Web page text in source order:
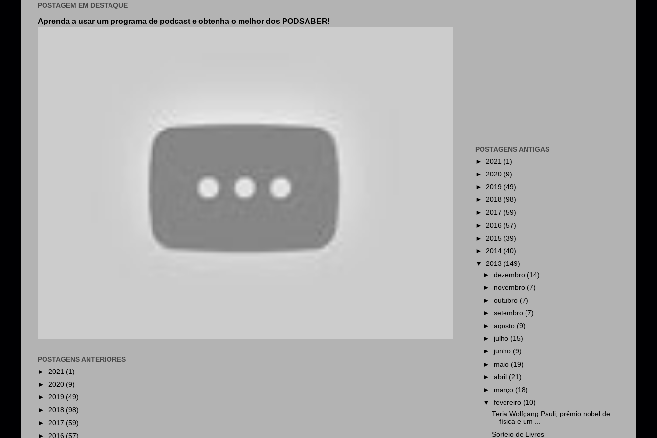
POSTAGEM EM DESTAQUE
Aprenda a usar um programa de podcast e obtenha o melhor dos PODSABER!
POSTAGENS ANTERIORES
► 2021 (1)
► 2020 (9)
► 2019 (49)
► 2018 (98)
► 2017 (59)
► 2016 (57)
POSTAGENS ANTIGAS
► 2021 (1)
► 2020 (9)
► 2019 (49)
► 2018 (98)
► 2017 (59)
► 2016 (57)
► 2015 (39)
► 2014 (40)
▼ 2013 (149)
►dezembro (14)
► novembro (7)
►outubro (7)
►setembro (7)
►agosto (9)
► julho (15)
► junho (9)
► maio (19)
►abril (21)
► março (18)
▼fevereiro (10)
Teria Wolfgang Pauli, prêmio nobel de
física e um ...
Sorteio de Livros